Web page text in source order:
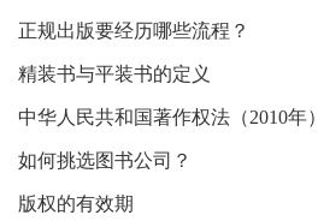
正规出版要经历哪些流程？
精装书与平装书的定义
中华人民共和国著作权法（2010年）
如何挑选图书公司？
版权的有效期